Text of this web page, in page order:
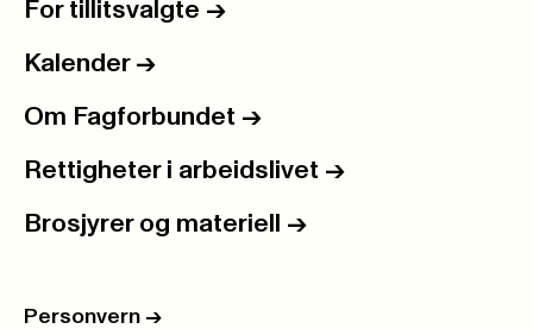
For tillitsvalgte ->
Kalender ->
Om Fagforbundet ->
Rettigheter i arbeidslivet ->
Brosjyrer og materiell ->
Personvern ->